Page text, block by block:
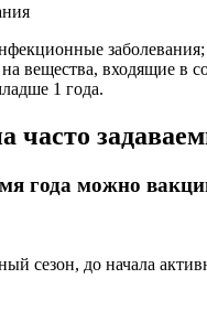
заболевания;
на вещества, входящие в
1 года.
часто
года можно
сезон, до начала